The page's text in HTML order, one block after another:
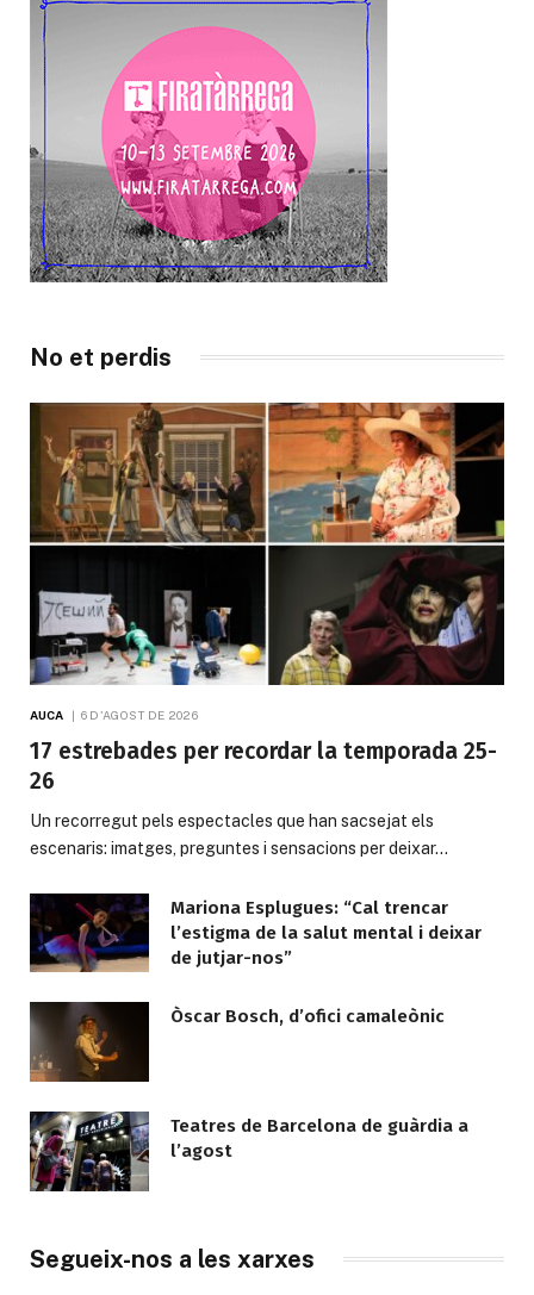
No et perdis
AUCA 6 D'AGOST DE 2026
17 estrebades per recordar la temporada 25-
26
Un recorregut pels espectacles que han sacsejat els
escenaris: imatges, preguntes i sensacions per deixar…
Mariona Esplugues: “Cal trencar
l’estigma de la salut mental i deixar
de jutjar-nos”
Òscar Bosch, d’ofici camaleònic
Teatres de Barcelona de guàrdia a
l’agost
Segueix-nos a les xarxes